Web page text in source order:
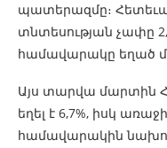
պատերազմը։
տնտեսության չափը
համավարակը եղած
Այս տարվա մարտին
եղել է 6,7%, իսկ
համավարակին